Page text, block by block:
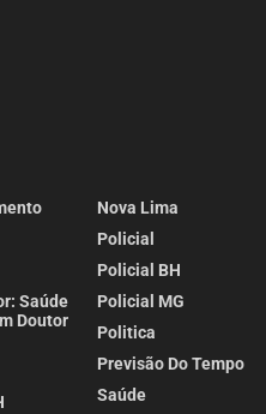
Saúde
Doutor
Nova Lima
Policial
Policial BH
Policial MG
Politica
Previsão Do Tempo
Saúde